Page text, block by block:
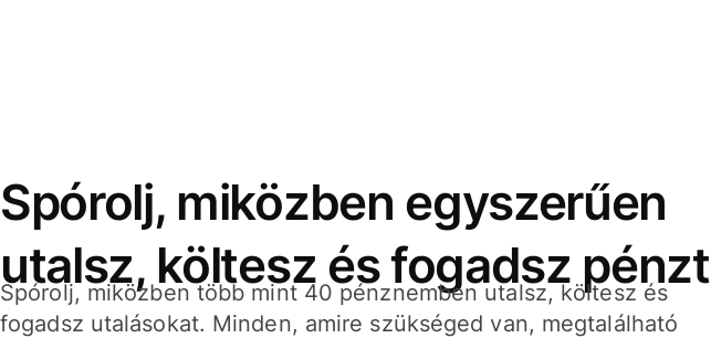
Spórolj, miközben egyszerűen
utalsz, költesz és fogadsz pénzt
Spórolj, miközben több mint 40 pénznemben utalsz, költesz és
fogadsz utalásokat. Minden, amire szükséged van, megtalálható